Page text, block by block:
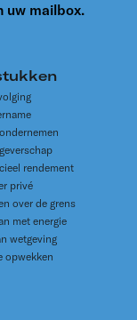
uw mailbox.
rendement
privé
over de grens
met energie
wetgeving
opwekken